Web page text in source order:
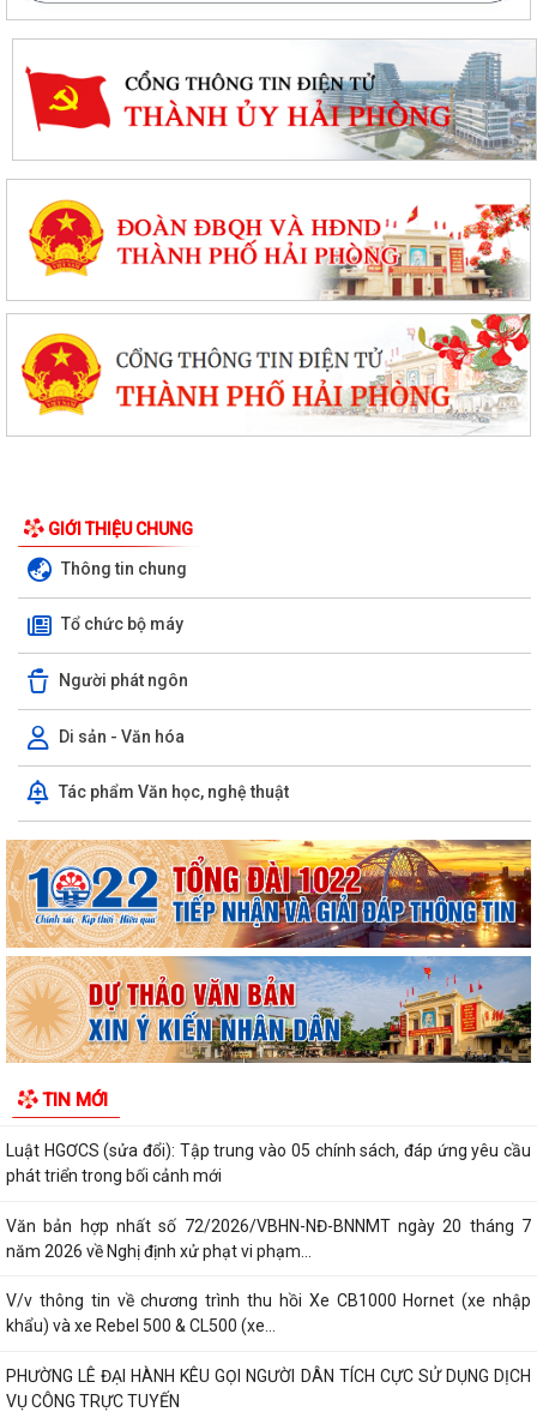
GIỚI THIỆU CHUNG
Thông tin chung
Tổ chức bộ máy
Người phát ngôn
Di sản - Văn hóa
Tác phẩm Văn học, nghệ thuật
TIN MỚI
phục vụ Dự án tuyến đường...
THÔNG BÁO THU HỒI ĐẤT ĐỂ THỰC HIỆN DỰ ÁN BỒI THƯỜNG, HỖ
TRỢ, GIẢI PHÓNG MẶT BẰNG, PHỤC VỤ DỰ ÁN...
PHƯỜNG LÊ ĐẠI HÀNH TỔ CHỨC HỘI NGHỊ TRIỂN KHAI THÔNG TIN VỀ
CÔNG TÁC GIẢI PHÓNG MẶT BẰNG DỰ ÁN...
PHƯỜNG LÊ ĐẠI HÀNH TỔ CHỨC LỄ CẦU SIÊU TRI ÂN CÁC ANH HÙNG
LIỆT SĨ
ĐỂ PHÒNG TRÁNH
Luật HGƠCS (sửa đổi): Tập trung vào 05 chính sách, đáp ứng yêu cầu
phát triển trong bối cảnh mới
Văn bản hợp nhất số 72/2026/VBHN-NĐ-BNNMT ngày 20 tháng 7
năm 2026 về Nghị định xử phạt vi phạm...
V/v thông tin về chương trình thu hồi Xe CB1000 Hornet (xe nhập
khẩu) và xe Rebel 500 & CL500 (xe...
PHƯỜNG LÊ ĐẠI HÀNH KÊU GỌI NGƯỜI DÂN TÍCH CỰC SỬ DỤNG DỊCH
VỤ CÔNG TRỰC TUYẾN